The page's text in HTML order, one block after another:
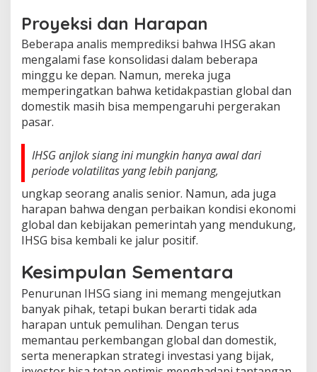
Proyeksi dan Harapan
Beberapa analis memprediksi bahwa IHSG akan
mengalami fase konsolidasi dalam beberapa
minggu ke depan. Namun, mereka juga
memperingatkan bahwa ketidakpastian global dan
domestik masih bisa mempengaruhi pergerakan
pasar.
IHSG anjlok siang ini mungkin hanya awal dari
periode volatilitas yang lebih panjang,
ungkap seorang analis senior. Namun, ada juga
harapan bahwa dengan perbaikan kondisi ekonomi
global dan kebijakan pemerintah yang mendukung,
IHSG bisa kembali ke jalur positif.
Kesimpulan Sementara
Penurunan IHSG siang ini memang mengejutkan
banyak pihak, tetapi bukan berarti tidak ada
harapan untuk pemulihan. Dengan terus
memantau perkembangan global dan domestik,
serta menerapkan strategi investasi yang bijak,